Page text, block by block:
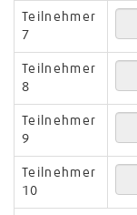
Teilnehmer
7
Teilnehmer
8
Teilnehmer
9
Teilnehmer
10